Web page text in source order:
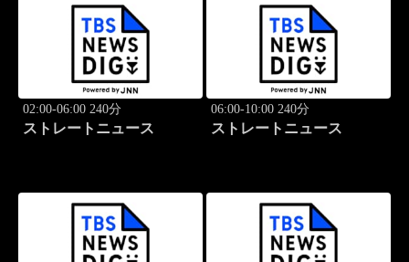
02:00-06:00 240分
ストレートニュース
06:00-10:00 240分
ストレートニュース